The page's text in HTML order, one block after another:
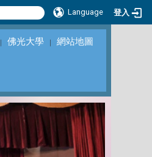
Language 登入
｜ 佛光大學 ｜ 網站地圖